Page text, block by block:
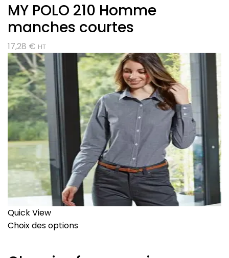
MY POLO 210 Homme
manches courtes
17,28 € HT
Quick View
Choix des options